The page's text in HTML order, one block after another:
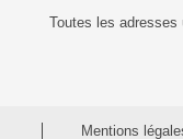
Toutes les adresses
Mentions